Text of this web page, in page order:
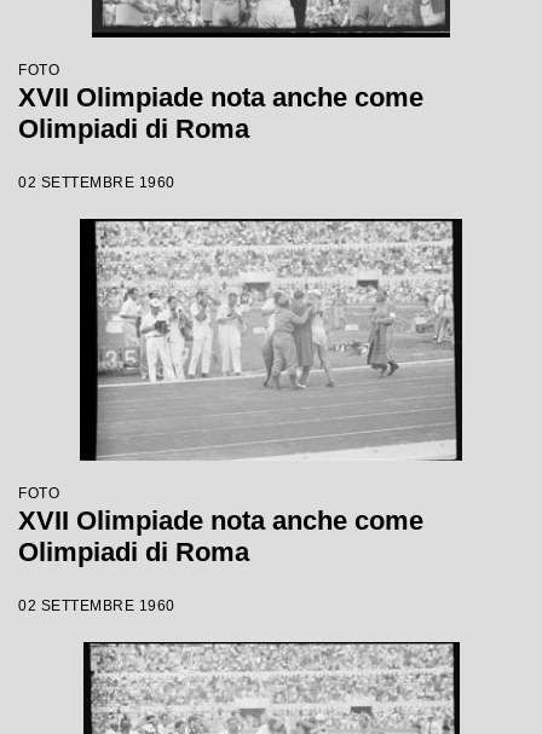
FOTO
XVII Olimpiade nota anche come
Olimpiadi di Roma
02 SETTEMBRE 1960
FOTO
XVII Olimpiade nota anche come
Olimpiadi di Roma
02 SETTEMBRE 1960